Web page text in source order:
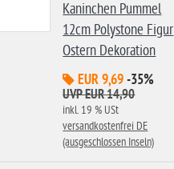
Kaninchen Pummel
12cm Polystone Figur
Ostern Dekoration
EUR 9,69-35%
UVP EUR 14,90
inkl. 19 % USt
versandkostenfrei DE
(ausgeschlossen Inseln)